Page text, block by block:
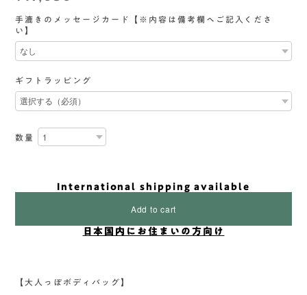
手漉きのメッセージカード【※内容は備考欄へご記入くださ
い】
ギフトラッピング
数量
International shipping available
Add to cart
日本国内にお住まいの方向け
【大人っぽボディバッグ】